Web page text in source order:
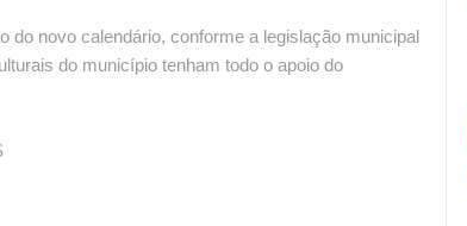
do novo calendário, conforme a legislação municipal
do município tenham todo o apoio do